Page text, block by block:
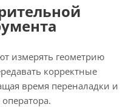
измерять геометрию
корректные
время переналадки и